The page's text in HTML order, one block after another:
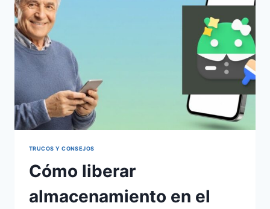
TRUCOS Y CONSEJOS
Cómo liberar
almacenamiento en el